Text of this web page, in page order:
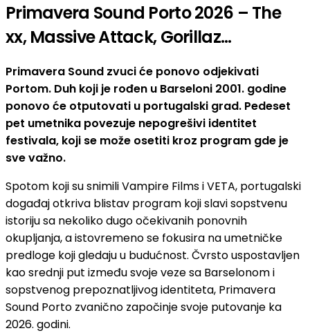
Primavera Sound Porto 2026 – The
xx, Massive Attack, Gorillaz…
Primavera Sound zvuci će ponovo odjekivati
Portom. Duh koji je rođen u Barseloni 2001. godine
ponovo će otputovati u portugalski grad. Pedeset
pet umetnika povezuje nepogrešivi identitet
festivala, ​​koji se može osetiti kroz program gde je
sve važno.
Spotom koji su snimili Vampire Films i VETA, portugalski
događaj otkriva blistav program koji slavi sopstvenu
istoriju sa nekoliko dugo očekivanih ponovnih
okupljanja, a istovremeno se fokusira na umetničke
predloge koji gledaju u budućnost. Čvrsto uspostavljen
kao srednji put između svoje veze sa Barselonom i
sopstvenog prepoznatljivog identiteta, Primavera
Sound Porto zvanično započinje svoje putovanje ka
2026. godini.